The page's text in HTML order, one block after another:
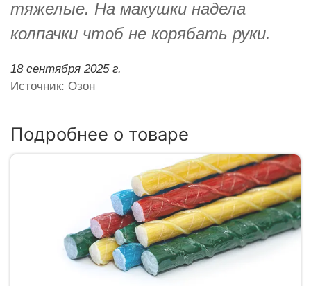
тяжелые. На макушки надела
колпачки чтоб не корябать руки.
18 сентября 2025 г.
Источник: Озон
Подробнее о товаре